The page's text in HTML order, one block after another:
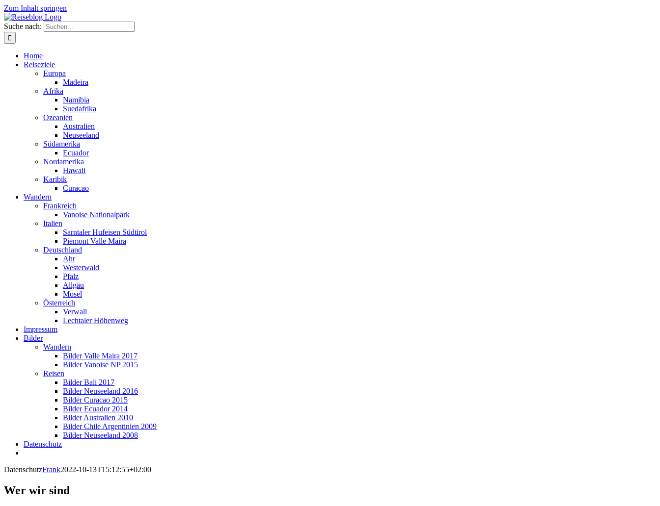
Zum Inhalt springen
Suche nach:
Home
Reiseziele
Europa
Madeira
Afrika
Namibia
Suedafrika
Ozeanien
Australien
Neuseeland
Südamerika
Ecuador
Nordamerika
Hawaii
Karibik
Curacao
Wandern
Frankreich
Vanoise Nationalpark
Italien
Sarntaler Hufeisen Südtirol
Piemont Valle Maira
Deutschland
Ahr
Westerwald
Pfalz
Allgäu
Mosel
Österreich
Verwall
Lechtaler Höhenweg
Impressum
Bilder
Wandern
Bilder Valle Maira 2017
Bilder Vanoise NP 2015
Reisen
Bilder Bali 2017
Bilder Neuseeland 2016
Bilder Curacao 2015
Bilder Ecuador 2014
Bilder Australien 2010
Bilder Chile Argentinien 2009
Bilder Neuseeland 2008
Datenschutz
DatenschutzFrank2022-10-13T15:12:55+02:00
Wer wir sind